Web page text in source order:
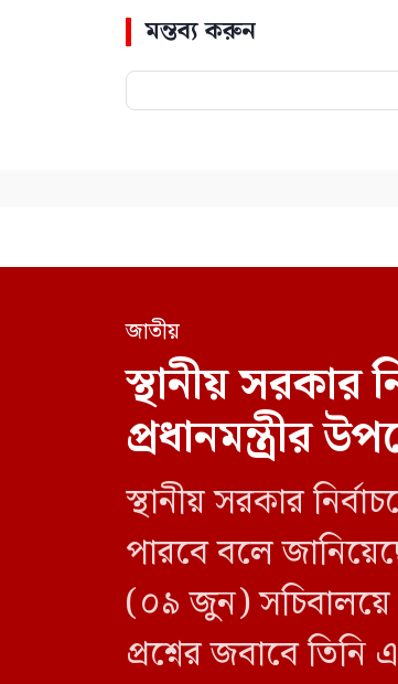
মন্তব্য করুন
জাতীয়
স্থানীয়
প্রধানমন্ত্রীর
স্থানীয় সরকার
পারবে বলে
(০৯ জুন) সচিবালয়ে
প্রশ্নের জবাবে